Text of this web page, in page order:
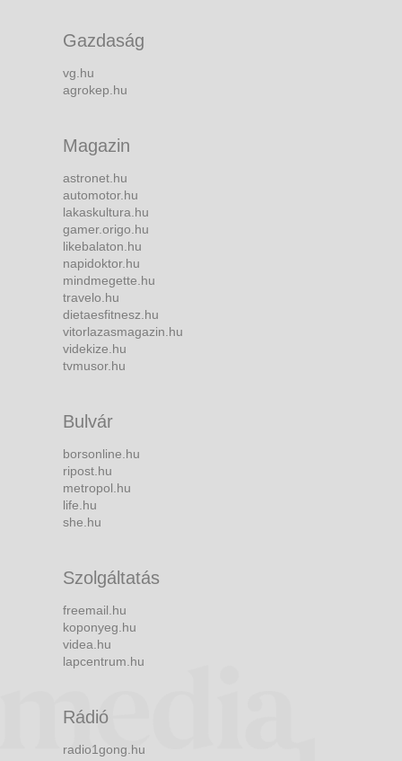
Gazdaság
vg.hu
agrokep.hu
Magazin
astronet.hu
automotor.hu
lakaskultura.hu
gamer.origo.hu
likebalaton.hu
napidoktor.hu
mindmegette.hu
travelo.hu
dietaesfitnesz.hu
vitorlazasmagazin.hu
videkize.hu
tvmusor.hu
Bulvár
borsonline.hu
ripost.hu
metropol.hu
life.hu
she.hu
Szolgáltatás
freemail.hu
koponyeg.hu
videa.hu
lapcentrum.hu
Rádió
radio1gong.hu